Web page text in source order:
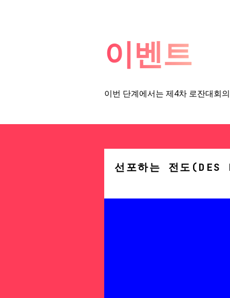
이벤트
이번 단계에서는 제4차 로잔대회
선포하는 전도